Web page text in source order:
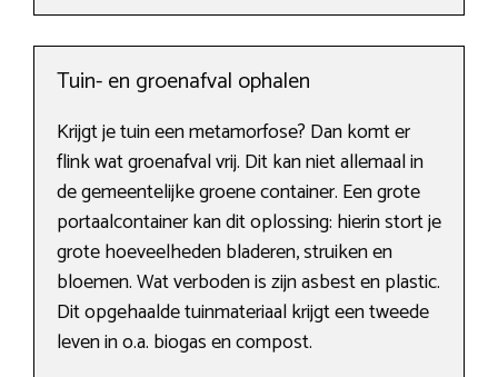
Tuin- en groenafval ophalen
Krijgt je tuin een metamorfose? Dan komt er
flink wat groenafval vrij. Dit kan niet allemaal in
de gemeentelijke groene container. Een grote
portaalcontainer kan dit oplossing: hierin stort je
grote hoeveelheden bladeren, struiken en
bloemen. Wat verboden is zijn asbest en plastic.
Dit opgehaalde tuinmateriaal krijgt een tweede
leven in o.a. biogas en compost.